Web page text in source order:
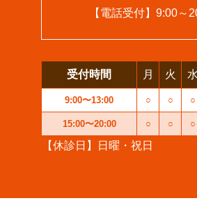
【電話受付】9:00～
受付時間 月 火 水
9:00〜13:00 ○ ○ ○
15:00〜20:00 ○ ○ ○
【休診日】日曜・祝日